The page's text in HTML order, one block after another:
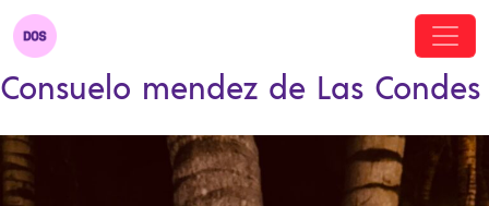
Consuelo mendez de Las Condes